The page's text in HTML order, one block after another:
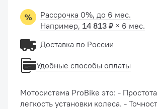
Мотосистема ProBike это: - Простота и
легкость установки колеса. - Точность
Рассрочка 0%, до 6 мес.
Например, 14 813 ₽ × 6 мес.
Доставка по России
Удобные способы оплаты